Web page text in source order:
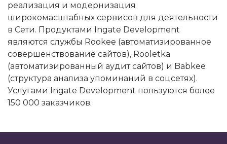
реализация и модернизация
широкомасштабных сервисов для деятельности
в Сети. Продуктами Ingate Development
являются службы Rookee (автоматизированное
совершенствование сайтов), Rooletka
(автоматизированный аудит сайтов) и Babkee
(структура анализа упоминаний в соцсетях).
Услугами Ingate Development пользуются более
150 000 заказчиков.